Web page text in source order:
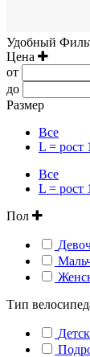
Удобный
Цена
от
до
Размер
Все
L = рост
Все
L = рост
Пол
Тип